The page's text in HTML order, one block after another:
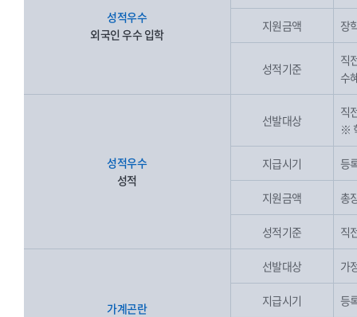
성적우수
외국인 우수 입학
지원금액 장
성적기준
직
수
성적우수
성적
선발대상
직
※
지급시기 등
지원금액 총
성적기준 직
가계곤란
선발대상 가
지급시기 등